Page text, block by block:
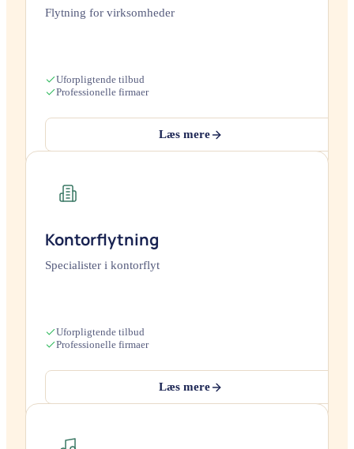
Flytning for virksomheder
Uforpligtende tilbud
Professionelle firmaer
Læs mere
Kontorflytning
Specialister i kontorflyt
Uforpligtende tilbud
Professionelle firmaer
Læs mere